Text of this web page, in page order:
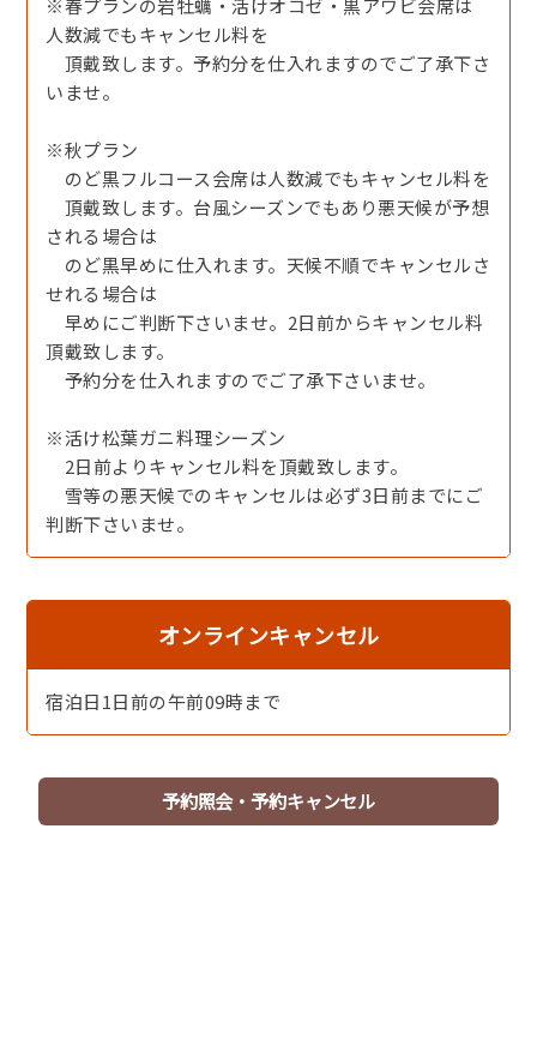
丹後・但馬産天然地魚・天然物しか使用しません！
丹後・但馬産天然地魚の刺身
※春プランの岩牡蠣・活けオコゼ・黒アワビ会席は
人数減でもキャンセル料を
頂戴致します。予約分を仕入れますのでご了承下さ
いませ。
※秋プラン
のど黒フルコース会席は人数減でもキャンセル料を
頂戴致します。台風シーズンでもあり悪天候が予想
される場合は
のど黒早めに仕入れます。天候不順でキャンセルさ
せれる場合は
早めにご判断下さいませ。2日前からキャンセル料
頂戴致します。
予約分を仕入れますのでご了承下さいませ。
※活け松葉ガニ料理シーズン
2日前よりキャンセル料を頂戴致します。
雪等の悪天候でのキャンセルは必ず3日前までにご
判断下さいませ。
オンラインキャンセル
宿泊日1日前の午前09時まで
予約照会・予約キャンセル